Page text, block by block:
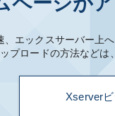
、エックスサーバー上
プロードの方法などは
Xserver